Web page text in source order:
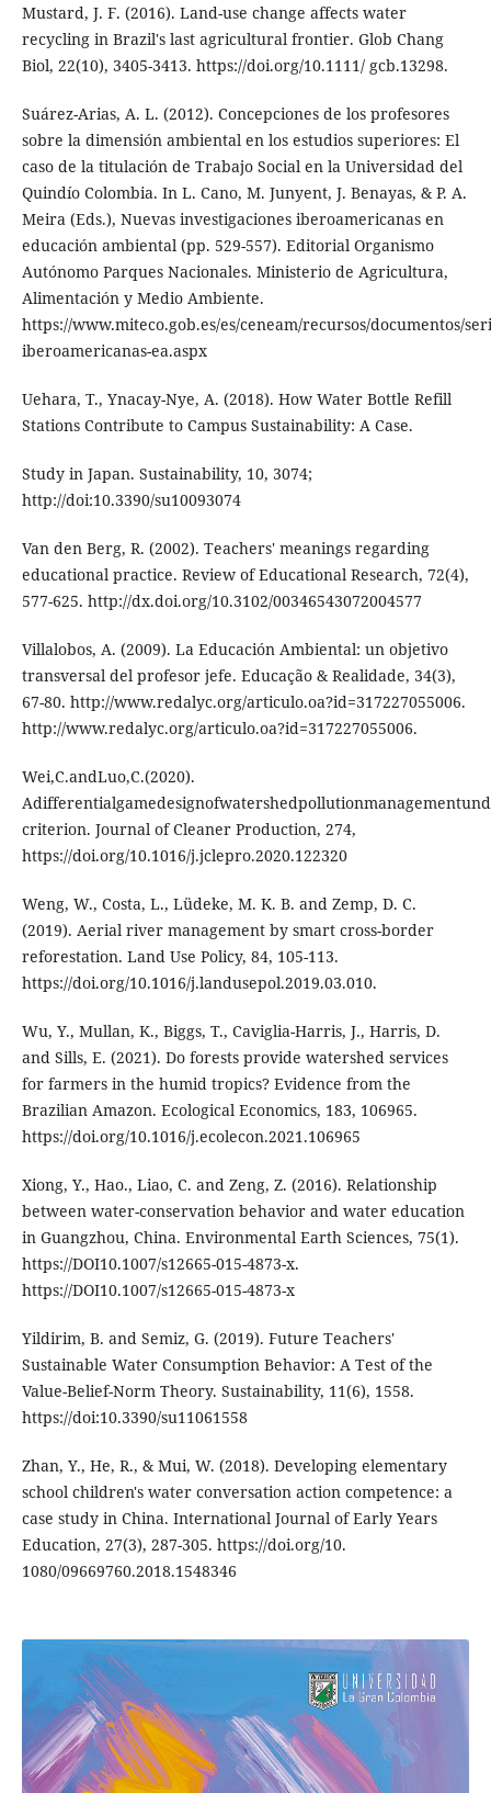
Mustard, J. F. (2016). Land-use change affects water
recycling in Brazil's last agricultural frontier. Glob Chang
Biol, 22(10), 3405-3413. https://doi.org/10.1111/ gcb.13298.
Suárez-Arias, A. L. (2012). Concepciones de los profesores
sobre la dimensión ambiental en los estudios superiores: El
caso de la titulación de Trabajo Social en la Universidad del
Quindío Colombia. In L. Cano, M. Junyent, J. Benayas, & P. A.
Meira (Eds.), Nuevas investigaciones iberoamericanas en
educación ambiental (pp. 529-557). Editorial Organismo
Autónomo Parques Nacionales. Ministerio de Agricultura,
Alimentación y Medio Ambiente.
https://www.miteco.gob.es/es/ceneam/recursos/documentos/
iberoamericanas-ea.aspx
Uehara, T., Ynacay-Nye, A. (2018). How Water Bottle Refill
Stations Contribute to Campus Sustainability: A Case.
Study in Japan. Sustainability, 10, 3074;
http://doi:10.3390/su10093074
Van den Berg, R. (2002). Teachers' meanings regarding
educational practice. Review of Educational Research, 72(4),
577-625. http://dx.doi.org/10.3102/00346543072004577
Villalobos, A. (2009). La Educación Ambiental: un objetivo
transversal del profesor jefe. Educação & Realidade, 34(3),
67-80. http://www.redalyc.org/articulo.oa?id=317227055006.
http://www.redalyc.org/articulo.oa?id=317227055006.
Wei,C.andLuo,C.(2020).
criterion. Journal of Cleaner Production, 274,
https://doi.org/10.1016/j.jclepro.2020.122320
Weng, W., Costa, L., Lüdeke, M. K. B. and Zemp, D. C.
(2019). Aerial river management by smart cross-border
reforestation. Land Use Policy, 84, 105-113.
https://doi.org/10.1016/j.landusepol.2019.03.010.
Wu, Y., Mullan, K., Biggs, T., Caviglia-Harris, J., Harris, D.
and Sills, E. (2021). Do forests provide watershed services
for farmers in the humid tropics? Evidence from the
Brazilian Amazon. Ecological Economics, 183, 106965.
https://doi.org/10.1016/j.ecolecon.2021.106965
Xiong, Y., Hao., Liao, C. and Zeng, Z. (2016). Relationship
between water-conservation behavior and water education
in Guangzhou, China. Environmental Earth Sciences, 75(1).
https://DOI10.1007/s12665-015-4873-x.
https://DOI10.1007/s12665-015-4873-x
Yildirim, B. and Semiz, G. (2019). Future Teachers'
Sustainable Water Consumption Behavior: A Test of the
Value-Belief-Norm Theory. Sustainability, 11(6), 1558.
https://doi:10.3390/su11061558
Zhan, Y., He, R., & Mui, W. (2018). Developing elementary
school children's water conversation action competence: a
case study in China. International Journal of Early Years
Education, 27(3), 287-305. https://doi.org/10.
1080/09669760.2018.1548346